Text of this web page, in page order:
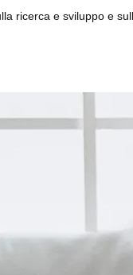
ricerca e sviluppo e